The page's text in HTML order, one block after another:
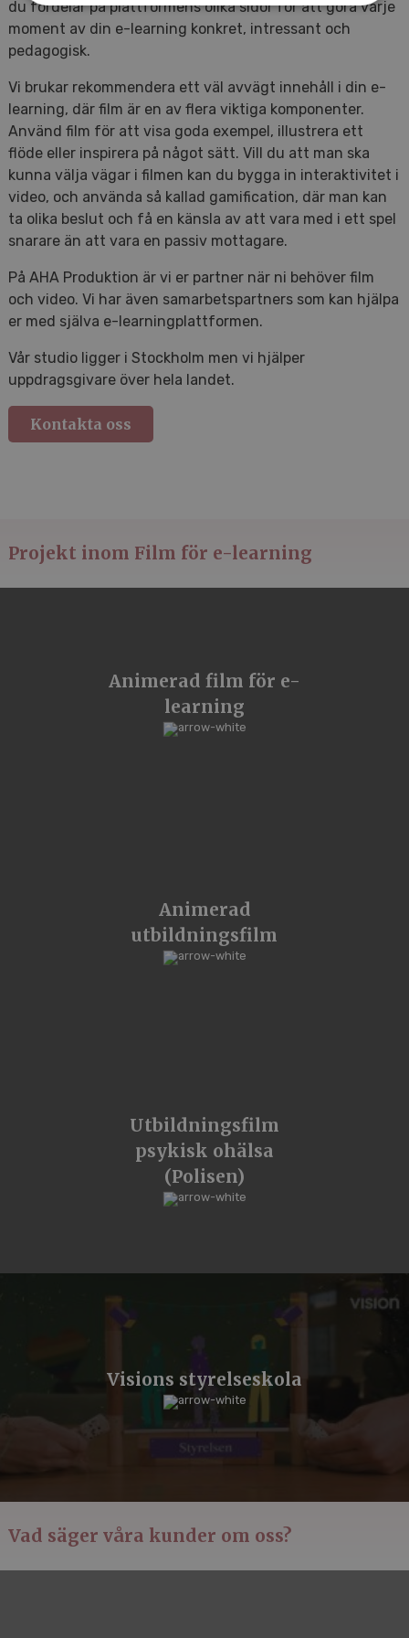
du fördelar på plattformens olika sidor för att göra varje
moment av din e-learning konkret, intressant och
pedagogisk.
Vi brukar rekommendera ett väl avvägt innehåll i din e-
learning, där film är en av flera viktiga komponenter.
Använd film för att visa goda exempel, illustrera ett
flöde eller inspirera på något sätt. Vill du att man ska
kunna välja vägar i filmen kan du bygga in interaktivitet i
video, och använda så kallad gamification, där man kan
ta olika beslut och få en känsla av att vara med i ett spel
snarare än att vara en passiv mottagare.
På AHA Produktion är vi er partner när ni behöver film
och video. Vi har även samarbetspartners som kan hjälpa
er med själva e-learningplattformen.
Vår studio ligger i Stockholm men vi hjälper
uppdragsgivare över hela landet.
Kontakta oss
Projekt inom Film för e-learning
Animerad film för e-
learning
Animerad
utbildningsfilm
Utbildningsfilm
psykisk ohälsa
(Polisen)
Visions styrelseskola
Vad säger våra kunder om oss?